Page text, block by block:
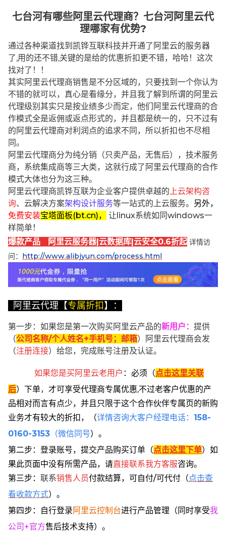
七台河有哪些阿里云代理商？七台河阿里云代
理哪家有优势?
通过各种渠道找到凯铧互联科技并开通了阿里云的服务器
了,用的还不错,关键的是给的优惠折扣更不错，哈哈！这次
找对了！！
其实阿里云代理商销售是不分区域的，只要找到一个你认为
不错的就可以，真心是看缘分，并且我了解到所谓的阿里云
代理级别其实只是按业绩多少而定，他们阿里云代理商的合
作模式全是返佣或返点形式的，并且都是统一的，只不过有
的阿里云代理商对利润点的追求不同，所以折扣也不尽相
同。
阿里云代理商分为纯分销（只卖产品，无售后），技术服务
商，系统集成商等三大类，这就行成了阿里云代理商的合作
模式大体也分为这三种。
阿里云代理商凯铧互联为企业客户提供卓越的 上云架构咨
询、云解决方案架构设计服务等一站式的上云服务。 另外，
免费安装宝塔面板(bt.cn)，
让linux系统如同windows一
样简单！
爆款产品 阿里云服务器|云数据库|云安全0.6折起 详情访
问： http://www.alibjyun.com/process.html
阿里云代理【专属折扣】：
第一步：如果您是第一次购买阿里云产品的新用户 ： 提供
（公司名称/个人姓名+手机号；邮箱）阿里云代理商会发
（注册连接）给您，完成账号注册及认证。
如果您是买阿里云老用户 ： 必须 （点击这里关联
后） 下单， 才可享受代理商专属优惠,不过老客户优惠的产
品相对而言有点少，并且只限于这个合作伙伴专属页的新购
业务才有较大的折扣，
（详情咨询大客户经理电话： 158-
0160-3153 （微信同号）。
第二步：登录账号，提交产品购买订单（点击这里下单） 如
果此页面中没有所需产品，请直接联系我方客服咨询。
第三步： 联系销售人员付款结算，可自付/可代付（点击查
看收款方式）。
第四步：自行登录阿里云控制台进行产品管理（同时享受我
公司+官方售后技术支持）。